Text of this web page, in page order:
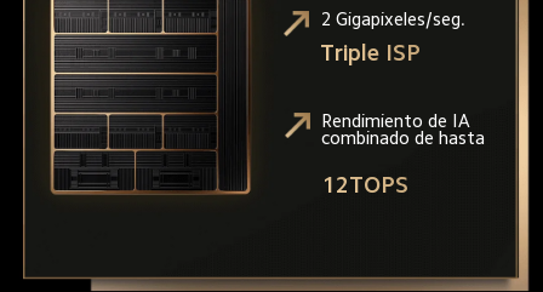
2 Gigapixeles/seg.
Triple ISP
Rendimiento de IA
combinado de hasta
12TOPS